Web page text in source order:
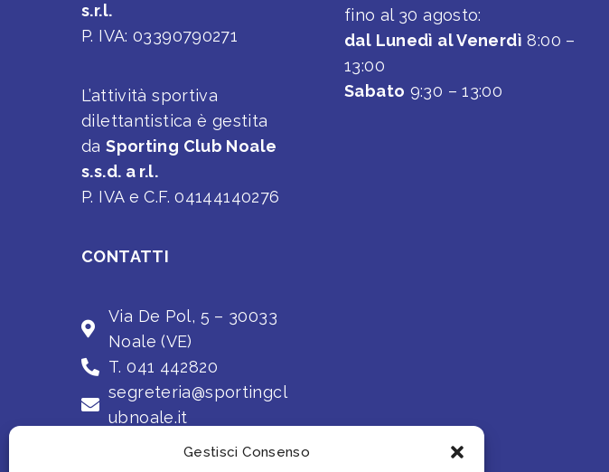
Gestisci Consenso
s.r.l.
P. IVA: 03390790271
L’attività sportiva
dilettantistica è gestita
daSporting Club Noale
s.s.d. a r.l.
P. IVA e C.F. 04144140276
CONTATTI
Via De Pol, 5 – 30033
Noale (VE)
T. 041 442820
segreteria@sportingcl
ubnoale.it
fino al 30 agosto:
dal Lunedì al Venerdì 8:00 –
13:00
Sabato 9:30 – 13:00